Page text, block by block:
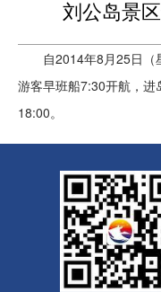
刘公岛景
自2014年8月25日（星
游客早班船7:30开航，
18:00。